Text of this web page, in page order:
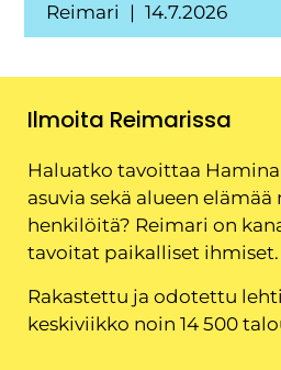
Reimari 14.7.2026
Ilmoita Reimarissa
Haluatko tavoittaa
asuvia sekä alueen
henkilöitä? Reimari on
tavoitat paikalliset ihmiset.
Rakastettu ja odotettu
keskiviikko noin 14 500